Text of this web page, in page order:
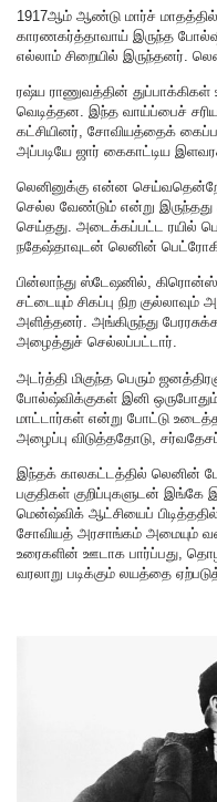
1917ஆம் ஆண்டு மார்ச் மாதத்தில்
காரணகர்த்தாவாய் இருந்த
எல்லாம் சிறையில் இருந்தனர்.
ரஷ்ய ராணுவத்தின் துப்பாக்கிகள்
வெடித்தன‌. இந்த வாய்ப்பைச்
கட்சியினர், சோவியத்தைக்
அப்படியே ஜார் கைகாட்டிய
லெனினுக்கு என்ன செய்வதென்றே
செல்ல வேண்டும் என்று இருந்தது
செய்தது. அடைக்கப்பட்ட ரயில்
நதேஷ்தாவுடன் லெனின்
பின்லாந்து ஸ்டேஷனில்,
சட்டையும் சிகப்பு நிற குல்லாவும்
அளித்தனர். அங்கிருந்து
அழைத்துச் செல்லப்பட்டார்.
அடர்த்தி மிகுந்த பெரும்
போல்ஷ்விக்குகள் இனி
மாட்டார்கள் என்று போட்டு
அழைப்பு விடுத்ததோடு, சர்வதேசப்
இந்தக் காலகட்டத்தில் லெனின்
பகுதிகள் குறிப்புகளுடன் இங்கே
மென்ஷ்விக் ஆட்சியைப் பிடித்ததில்
சோவியத் அரசாங்கம் அமையும்
உரைகளின் ஊடாக பார்ப்பது,
வரலாறு படிக்கும் லயத்தை